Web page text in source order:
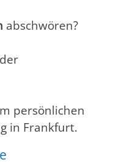
abschwören?
persönlichen
in Frankfurt.